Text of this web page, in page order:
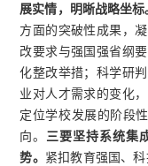
展实情，明晰战略坐标
方面的突破性成果，
改要求与强国强省纲
化整改举措；科学研
业对人才需求的变化
定位学校发展的阶段
向。 三要坚持系统集
势。 紧扣教育强国、